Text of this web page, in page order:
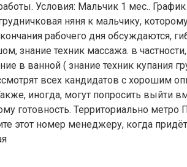
Условия: Мальчик 1 мес..
няня к мальчику,
рабочего дня обсуждаются,
знание техник массажа. в
в ванной ( знание техник купания
всех кандидатов с хорошим
иногда, могут попросить выйти
готовность. Территориально метро
этот номер менеджеру, когда